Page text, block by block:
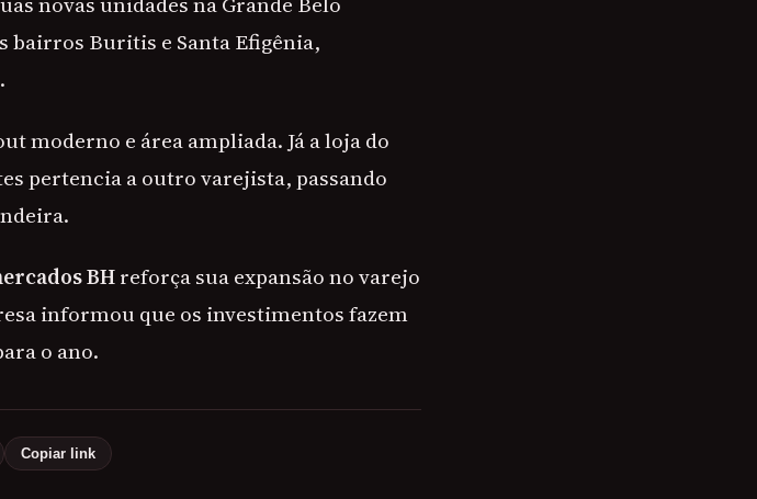
bairros Buritis e Santa Efigênia,
moderno e área ampliada. Já a loja do
pertencia a outro varejista, passando
BHreforça sua expansão no varejo
informou que os investimentos fazem
o ano.
Copiar link